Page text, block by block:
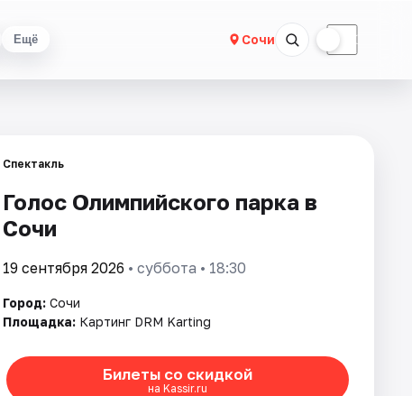
Ещё Сочи ☾
Спектакль
Голос Олимпийского парка в
Сочи
19 сентября 2026 • суббота • 18:30
Город: Сочи
Площадка: Картинг DRM Karting
Билеты со скидкой
на Kassir.ru